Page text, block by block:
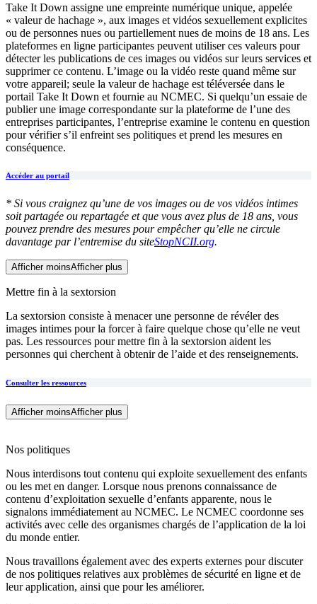
Take It Down assigne une empreinte numérique unique, appelée
« valeur de hachage », aux images et vidéos sexuellement explicites
ou de personnes nues ou partiellement nues de moins de 18 ans. Les
plateformes en ligne participantes peuvent utiliser ces valeurs pour
détecter les publications de ces images ou vidéos sur leurs services et
supprimer ce contenu. L’image ou la vidéo reste quand même sur
votre appareil; seule la valeur de hachage est téléversée dans le
portail Take It Down et fournie au NCMEC. Si quelqu’un essaie de
publier une image correspondante sur la plateforme de l’une des
entreprises participantes, l’entreprise examine le contenu en question
pour vérifier s’il enfreint ses politiques et prend les mesures en
conséquence.
Accéder au portail
* Si vous craignez qu’une de vos images ou de vos vidéos intimes
soit partagée ou repartagée et que vous avez plus de 18 ans, vous
pouvez prendre des mesures pour empêcher qu’elle ne circule
davantage par l’entremise du siteStopNCII.org.
Afficher moinsAfficher plus
Mettre fin à la sextorsion
La sextorsion consiste à menacer une personne de révéler des
images intimes pour la forcer à faire quelque chose qu’elle ne veut
pas. Les ressources pour mettre fin à la sextorsion aident les
personnes qui cherchent à obtenir de l’aide et des renseignements.
Consulter les ressources
Afficher moinsAfficher plus
Nos politiques
Nous interdisons tout contenu qui exploite sexuellement des enfants
ou les met en danger. Lorsque nous prenons connaissance de
contenu d’exploitation sexuelle d’enfants apparente, nous le
signalons immédiatement au NCMEC. Le NCMEC coordonne ses
activités avec celle des organismes chargés de l’application de la loi
du monde entier.
Nous travaillons également avec des experts externes pour discuter
de nos politiques relatives aux problèmes de sécurité en ligne et de
leur application, ainsi que pour les améliorer.